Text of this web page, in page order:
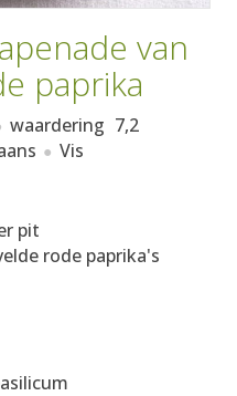
van
paprika
waardering 7,2
Vis
pit
rode paprika's